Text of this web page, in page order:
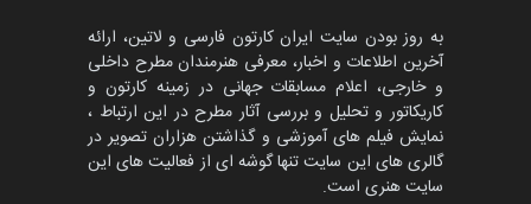
جشنواره بین‌المللی کارتون
مدارس پرتغال، ۲۰۲۷
مهلت 4 ماه دیگر
به روز بودن سایت ایران کارتون فارسی و لاتین، ارائه
آخرین اطلاعات و اخبار، معرفی هنرمندان مطرح داخلی
و خارجی، اعلام مسابقات جهانی در زمینه کارتون و
کاریکاتور و تحلیل و بررسی آثار مطرح در این ارتباط ،
نمایش فیلم های آموزشی و گذاشتن هزاران تصویر در
گالری های این سایت تنها گوشه ای از فعالیت های این
سایت هنری است.